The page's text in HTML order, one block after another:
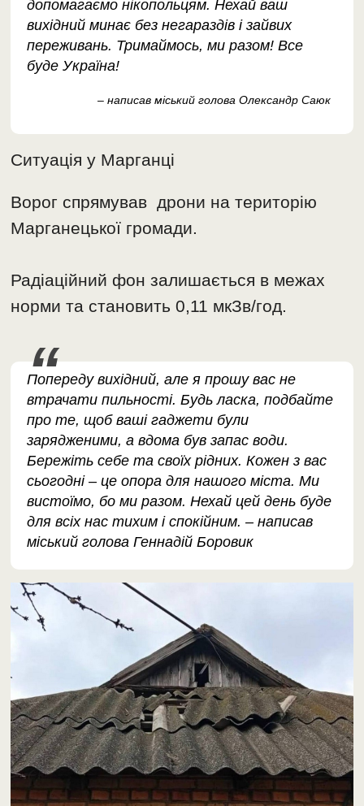
допомагаємо нікопольцям. Нехай ваш
вихідний минає без негараздів і зайвих
переживань. Тримаймось, ми разом! Все
буде Україна!
– написав міський голова Олександр Саюк
Ситуація у Марганці
Ворог спрямував дрони на територію
Марганецької громади.
Радіаційний фон залишається в межах
норми та становить 0,11 мкЗв/год.
​Попереду вихідний, але я прошу вас не
втрачати пильності. Будь ласка, подбайте
про те, щоб ваші гаджети були
зарядженими, а вдома був запас води. ​
Бережіть себе та своїх рідних. Кожен з вас
сьогодні – це опора для нашого міста. Ми
вистоїмо, бо ми разом. Нехай цей день буде
для всіх нас тихим і спокійним. – написав
міський голова Геннадій Боровик